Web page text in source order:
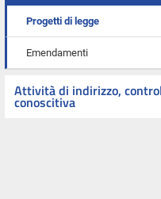
Progetti di legge
Emendamenti
Attività di indirizzo,
conoscitiva